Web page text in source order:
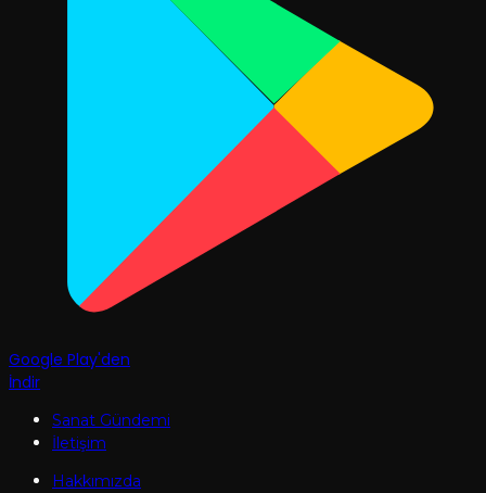
Google Play'den
İndir
Sanat Gündemi
İletişim
Hakkımızda